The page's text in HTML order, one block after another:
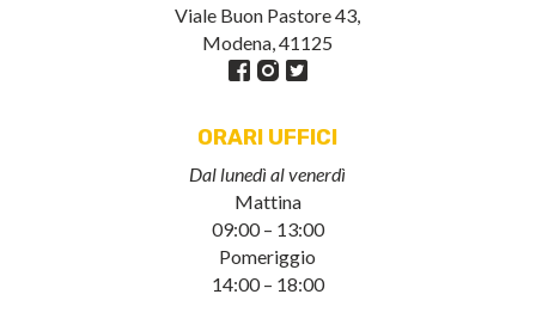
Viale Buon Pastore 43,
Modena, 41125
ORARI UFFICI
Dal lunedì al venerdì
Mattina
09:00 – 13:00
Pomeriggio
14:00 – 18:00